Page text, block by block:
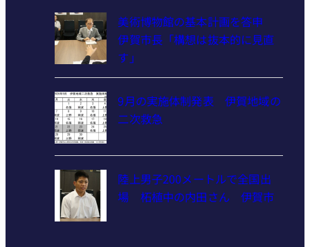
美術博物館の基本計画を答申
伊賀市長「構想は抜本的に見直
す」
9月の実施体制発表 伊賀地域の
二次救急
陸上男子200メートルで全国出
場 柘植中の内田さん 伊賀市